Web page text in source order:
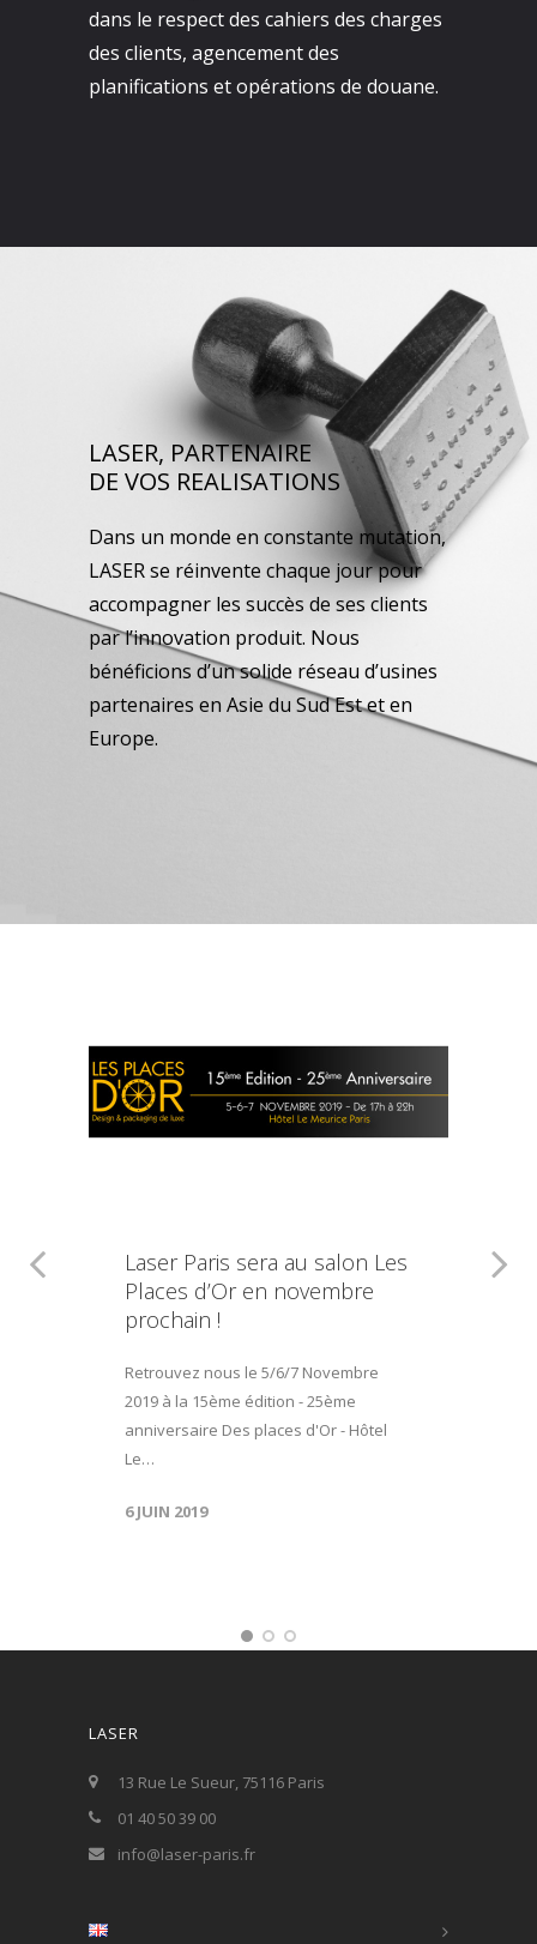
dans le respect des cahiers des charges
des clients, agencement des
planifications et opérations de douane.
LASER, PARTENAIRE
DE VOS REALISATIONS
Dans un monde en constante mutation,
LASER se réinvente chaque jour pour
accompagner les succès de ses clients
par l’innovation produit. Nous
bénéficions d’un solide réseau d’usines
partenaires en Asie du Sud Est et en
Europe.
Laser Paris sera au salon Les
Places d’Or en novembre
prochain !
Retrouvez nous le 5/6/7 Novembre
2019 à la 15ème édition - 25ème
anniversaire Des places d'Or - Hôtel
Le…
6 JUIN 2019
LASER
13 Rue Le Sueur, 75116 Paris
01 40 50 39 00
info@laser-paris.fr